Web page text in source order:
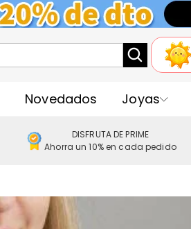
Novedados Joyas
DISFRUTA DE PRIME
Ahorra un 10% en cada pedido